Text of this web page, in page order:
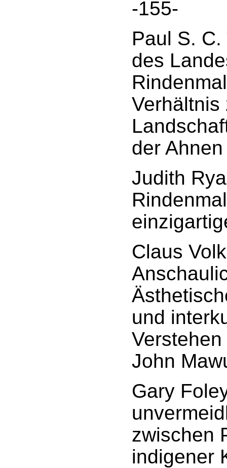
-155-
Paul S.
des
Verhältnis
der
Judith
Claus
und
John
Gary
zwischen
indigener